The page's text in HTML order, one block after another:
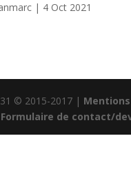
| 4 Oct 2021
© 2015-2017 |
Formulaire de contact/